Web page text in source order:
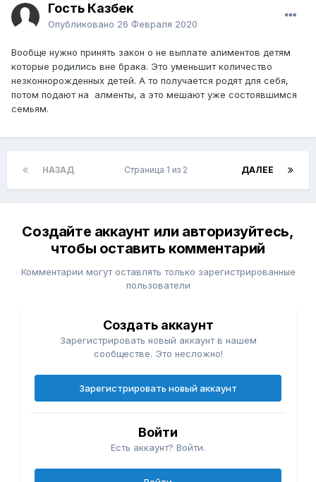
Гость Казбек
Опубликовано 26 Февраля 2020
Вообще нужно принять закон о не выплате алиментов детям
которые родились вне брака. Это уменьшит количество
незконнорожденных детей. А то получается родят для себя,
потом подают на алменты, а это мешают уже состоявшимся
семьям.
НАЗАД ДАЛЕЕ
Страница 1 из 2
Создайте аккаунт или авторизуйтесь,
чтобы оставить комментарий
Комментарии могут оставлять только зарегистрированные
пользователи
Создать аккаунт
Зарегистрировать новый аккаунт в нашем
сообществе. Это несложно!
Зарегистрировать новый аккаунт
Войти
Есть аккаунт? Войти.